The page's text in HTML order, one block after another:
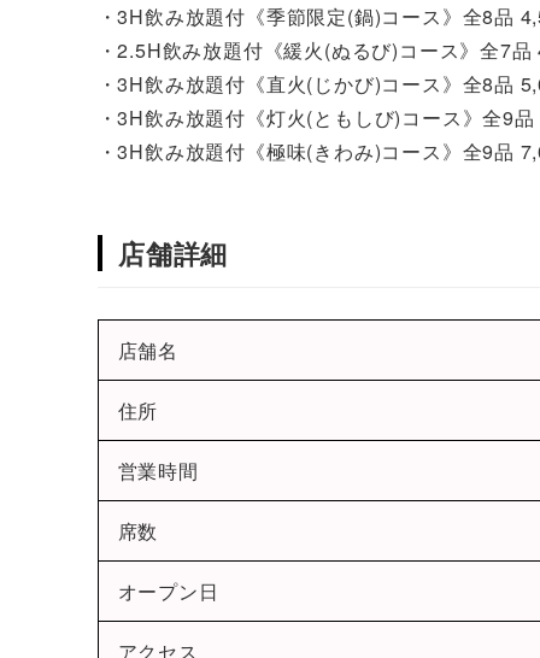
・3H飲み放題付《季節限定(鍋)コース》全8品
・2.5H飲み放題付《緩火(ぬるび)コース》全7
・3H飲み放題付《直火(じかび)コース》全8品
・3H飲み放題付《灯火(ともしび)コース》全9
・3H飲み放題付《極味(きわみ)コース》全9品
店舗詳細
店舗名
住所
営業時間
席数
オープン日
アクセス